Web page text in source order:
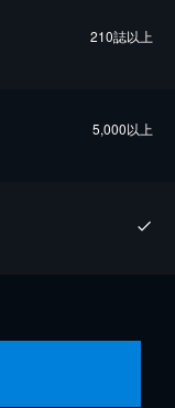
210誌以上
5,000以上